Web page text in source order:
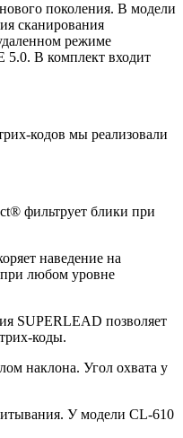
поколения. В модели
сканирования
режиме
5.0. В комплект входит
кодов мы реализовали
фильтрует блики при
наведение на
любом уровне
SUPERLEAD позволяет
коды.
наклона. Угол охвата у
У модели CL-610